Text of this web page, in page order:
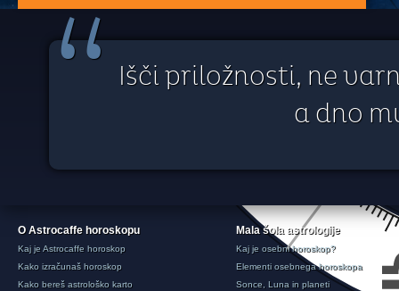
“ Išči priložnosti, ne
a dno
O Astrocaffe horoskopu
Kaj je Astrocaffe horoskop
Kako izračunaš horoskop
Kako bereš astrološko karto
Mala šola astrologije
Kaj je osebni horoskop?
Elementi osebnega horoskopa
Sonce, Luna in planeti